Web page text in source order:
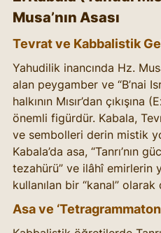
Musa’nın Asası
Tevrat ve Kabbalistik
Yahudilik inancında Hz.
alan peygamber ve “B’nai
halkının Mısır’dan
önemli figürdür. Kabala,
ve sembolleri derin mistik
Kabala’da asa, “Tanrı’nın
tezahürü” ve ilâhî emirlerin
kullanılan bir “kanal” olarak
Asa ve